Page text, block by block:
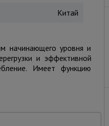
Китай
начинающего уровня и
и эффективной
Имеет функцию